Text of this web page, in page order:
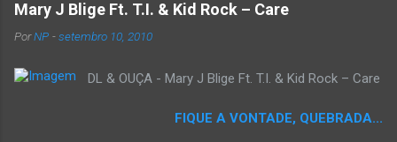
Mary J Blige Ft. T.I. & Kid Rock – Care
PorNP -setembro 10, 2010
DL & OUÇA - Mary J Blige Ft. T.I. & Kid Rock – Care
FIQUE A VONTADE, QUEBRADA...